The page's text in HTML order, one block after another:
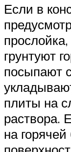
Если в
грунтуют
посыпают
плиты на
раствора.
на